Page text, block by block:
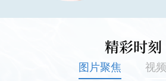
精彩时刻
图片聚焦 视